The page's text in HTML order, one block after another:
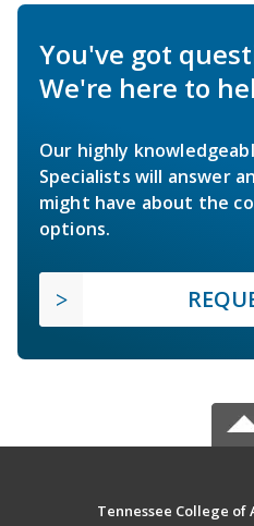
You've got
We're here to
Our highly
Specialists will answer
might have about the
options.
Tennessee College